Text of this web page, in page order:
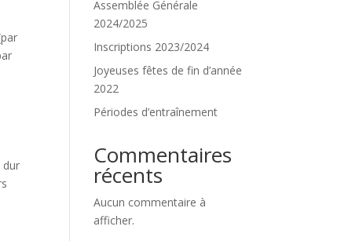
dur
Assemblée Générale
2024/2025
Inscriptions 2023/2024
Joyeuses fêtes de fin d’année
2022
Périodes d’entraînement
Commentaires
récents
Aucun commentaire à
afficher.